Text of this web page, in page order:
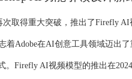
取得重大突破，推出了Firefly AI
着Adobe在AI创意工具领域迈出
。Firefly AI视频模型的推出在